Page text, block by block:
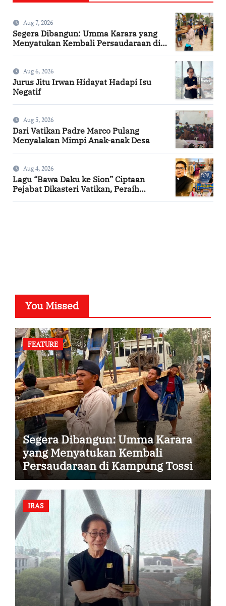
Aug 7, 2026
Segera Dibangun: Umma Karara yang
Menyatukan Kembali Persaudaraan di
Aug 6, 2026
Jurus Jitu Irwan Hidayat Hadapi Isu
Negatif
Aug 5, 2026
Dari Vatikan Padre Marco Pulang
Menyalakan Mimpi Anak-anak Desa
Aug 4, 2026
Lagu “Bawa Daku ke Sion” Ciptaan
Pejabat Dikasteri Vatikan, Peraih
You Missed
FEATURE
Segera Dibangun: Umma Karara
yang Menyatukan Kembali
Persaudaraan di Kampung Tossi
IRAS